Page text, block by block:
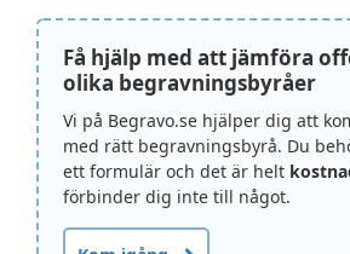
Få hjälp med att jämföra
olika begravningsbyråer
Vi på Begravo.se hjälper dig att
med rätt begravningsbyrå. Du
ett formulär och det är helt
förbinder dig inte till något.